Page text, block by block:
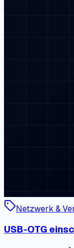
Netzwerk &
USB-OTG